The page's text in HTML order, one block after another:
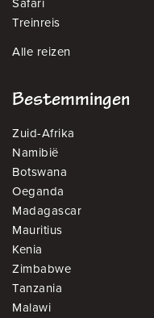
Treinreis
Alle reizen
Bestemmingen
Zuid-Afrika
Namibië
Botswana
Oeganda
Madagascar
Mauritius
Kenia
Zimbabwe
Tanzania
Malawi